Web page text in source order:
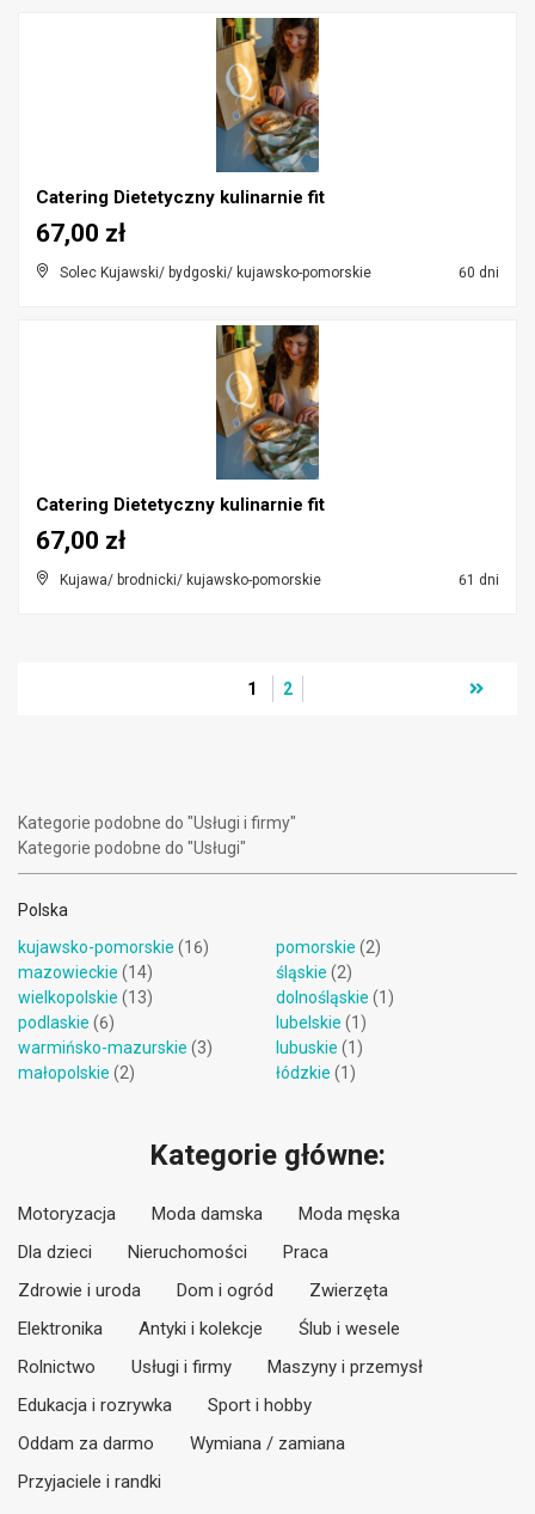
Catering Dietetyczny kulinarnie fit
Solec Kujawski/ bydgoski/ kujawsko-pomorskie 60 dni
67,00 zł
Catering Dietetyczny kulinarnie fit
Kujawa/ brodnicki/ kujawsko-pomorskie 61 dni
67,00 zł
1 2
Kategorie podobne do "Usługi i firmy"
Kategorie podobne do "Usługi"
Polska
kujawsko-pomorskie (16)
mazowieckie (14)
wielkopolskie (13)
podlaskie (6)
warmińsko-mazurskie (3)
małopolskie (2)
pomorskie (2)
śląskie (2)
dolnośląskie (1)
lubelskie (1)
lubuskie (1)
łódzkie (1)
Kategorie główne:
Motoryzacja Moda damska
Moda męska
Dla dzieci
Nieruchomości
Praca
Zdrowie i uroda
Dom i ogród
Zwierzęta
Elektronika
Antyki i kolekcje
Ślub i wesele
Rolnictwo
Usługi i firmy
Maszyny i przemysł
Edukacja i rozrywka
Sport i hobby
Oddam za darmo
Wymiana / zamiana
Przyjaciele i randki